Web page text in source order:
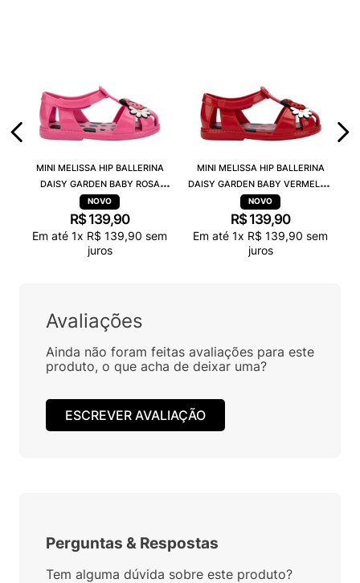
MINI MELISSA HIP BALLERINA
DAISY GARDEN BABY ROSA
PRETO 38115
R$ 139,90
Em até 1x R$ 139,90 sem
juros
MINI MELISSA HIP BALLERINA
DAISY GARDEN BABY VERMELHO
PRETO 38115
R$ 139,90
Em até 1x R$ 139,90 sem
juros
Avaliações
Ainda não foram feitas avaliações para este
produto, o que acha de deixar uma?
ESCREVER AVALIAÇÃO
Perguntas & Respostas
Tem alguma dúvida sobre este produto?